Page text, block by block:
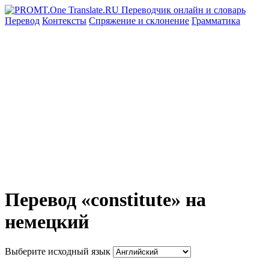
Перевод Контексты Спряжение и склонение Грамматика
Перевод «constitute» на
немецкий
Выберите исходный язык